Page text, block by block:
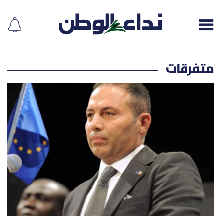
الغلاف
نداء اليوم
محليات
متفرقات